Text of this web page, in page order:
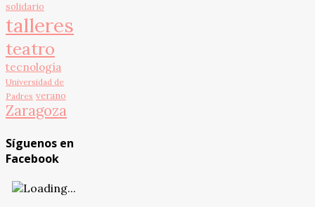
solidario
talleres
teatro
tecnología
Universidad de
Padres verano
Zaragoza
Síguenos en
Facebook